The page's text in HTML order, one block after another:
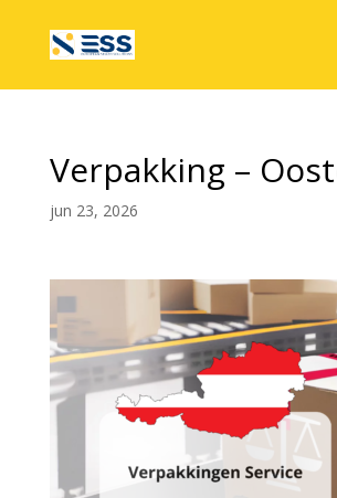
Verpakking –
jun 23, 2026